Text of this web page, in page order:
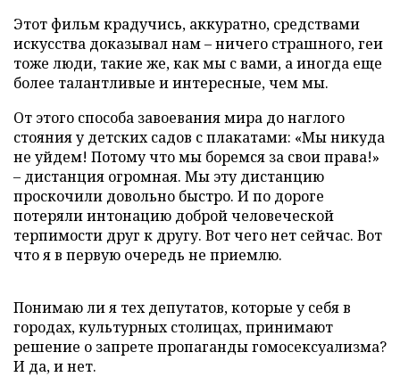
Этот фильм крадучись, аккуратно, средствами
искусства доказывал нам–ничего страшного, геи
тоже люди, такие же, как мы с вами, а иногда еще
более талантливые и интересные, чем мы.
От этого способа завоевания мира до наглого
стояния у детских садов с плакатами: «Мы никуда
не уйдем! Потому что мы боремся за свои права!»
– дистанция огромная. Мы эту дистанцию
проскочили довольно быстро. И по дороге
потеряли интонацию доброй человеческой
терпимости друг к другу. Вот чего нет сейчас. Вот
что я в первую очередь не приемлю.
Понимаю ли я тех депутатов, которые у себя в
городах, культурных столицах, принимают
решение о запрете пропаганды гомосексуализма?
И да, и нет.